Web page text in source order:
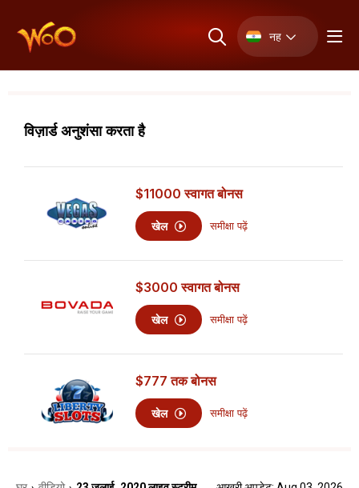
नह
विज़ार्ड अनुशंसा करता है
$11000 स्वागत बोनस
खेल समीक्षा पढ़ें
$3000 स्वागत बोनस
खेल समीक्षा पढ़ें
$777 तक बोनस
खेल समीक्षा पढ़ें